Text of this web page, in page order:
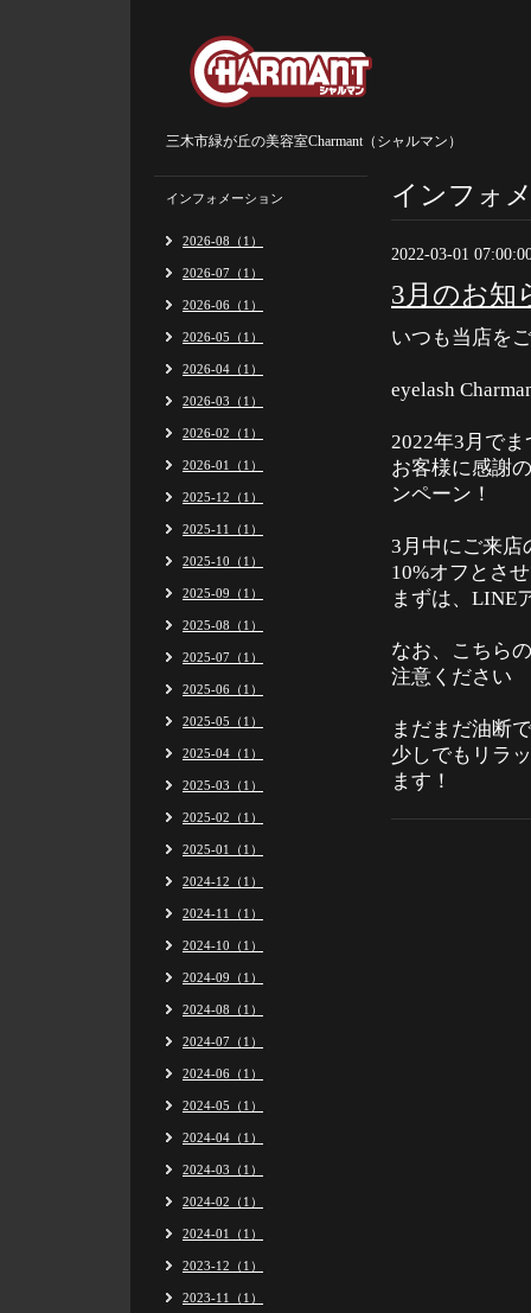
三木市緑が丘の美容室Charmant（シャルマン）
インフォ
2022-03-01
3月のお知
いつも当店を
eyelash
2022年3月で
お客様に感謝
ンペーン！
3月中にご来店
10%オフとさ
まずは、LINE
なお、こちら
注意ください
まだまだ油断
少しでもリラ
ます！
インフォメーション
2026-08（1）
2026-07（1）
2026-06（1）
2026-05（1）
2026-04（1）
2026-03（1）
2026-02（1）
2026-01（1）
2025-12（1）
2025-11（1）
2025-10（1）
2025-09（1）
2025-08（1）
2025-07（1）
2025-06（1）
2025-05（1）
2025-04（1）
2025-03（1）
2025-02（1）
2025-01（1）
2024-12（1）
2024-11（1）
2024-10（1）
2024-09（1）
2024-08（1）
2024-07（1）
2024-06（1）
2024-05（1）
2024-04（1）
2024-03（1）
2024-02（1）
2024-01（1）
2023-12（1）
2023-11（1）